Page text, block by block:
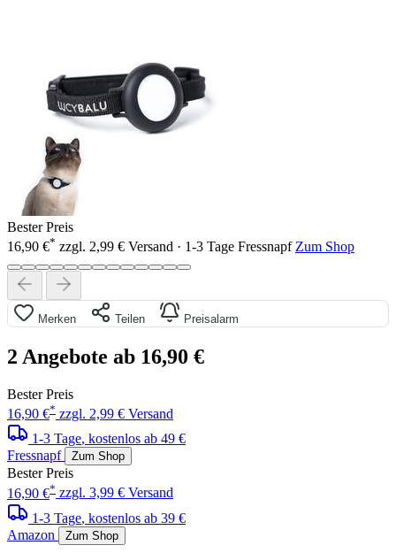
Bester Preis
16,90 €* zzgl. 2,99 € Versand · 1-3 Tage Fressnapf Zum Shop
Merken Teilen Preisalarm
2 Angebote ab 16,90 €
Bester Preis
16,90 €* zzgl. 2,99 € Versand
1-3 Tage, kostenlos ab 49 €
Fressnapf
Zum Shop
Bester Preis
16,90 €* zzgl. 3,99 € Versand
1-3 Tage, kostenlos ab 39 €
Amazon
Zum Shop